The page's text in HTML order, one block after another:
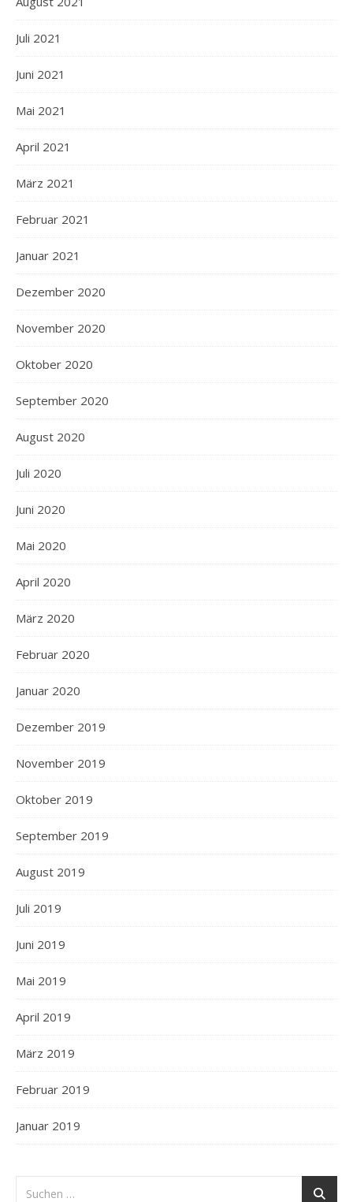
Juli 2021
Juni 2021
Mai 2021
April 2021
März 2021
Februar 2021
Januar 2021
Dezember 2020
November 2020
Oktober 2020
September 2020
August 2020
Juli 2020
Juni 2020
Mai 2020
April 2020
März 2020
Februar 2020
Januar 2020
Dezember 2019
November 2019
Oktober 2019
September 2019
August 2019
Juli 2019
Juni 2019
Mai 2019
April 2019
März 2019
Februar 2019
Januar 2019